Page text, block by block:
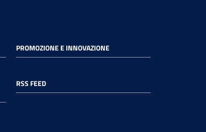
PROMOZIONE E INNOVAZIONE
RSS FEED